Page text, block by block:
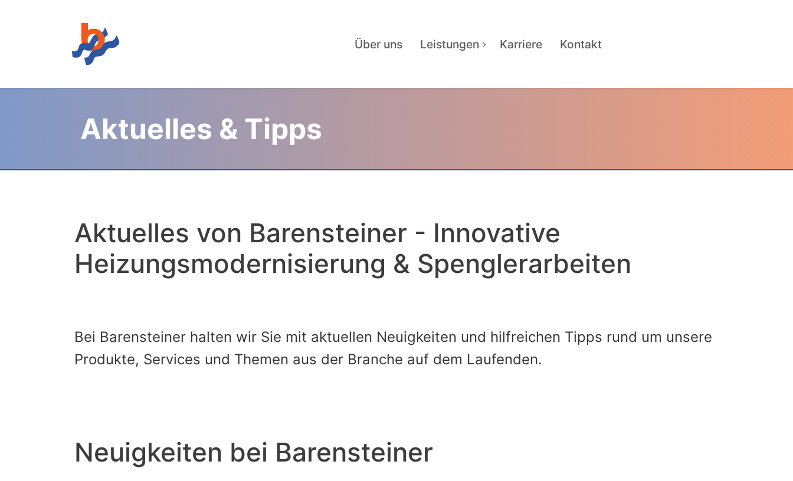
Über uns Leistungen Karriere Kontakt
Aktuelles & Tipps
Aktuelles von Barensteiner - Innovative
Heizungsmodernisierung & Spenglerarbeiten
Bei Barensteiner halten wir Sie mit aktuellen Neuigkeiten und hilfreichen Tipps rund um unsere
Produkte, Services und Themen aus der Branche auf dem Laufenden.
Neuigkeiten bei Barensteiner